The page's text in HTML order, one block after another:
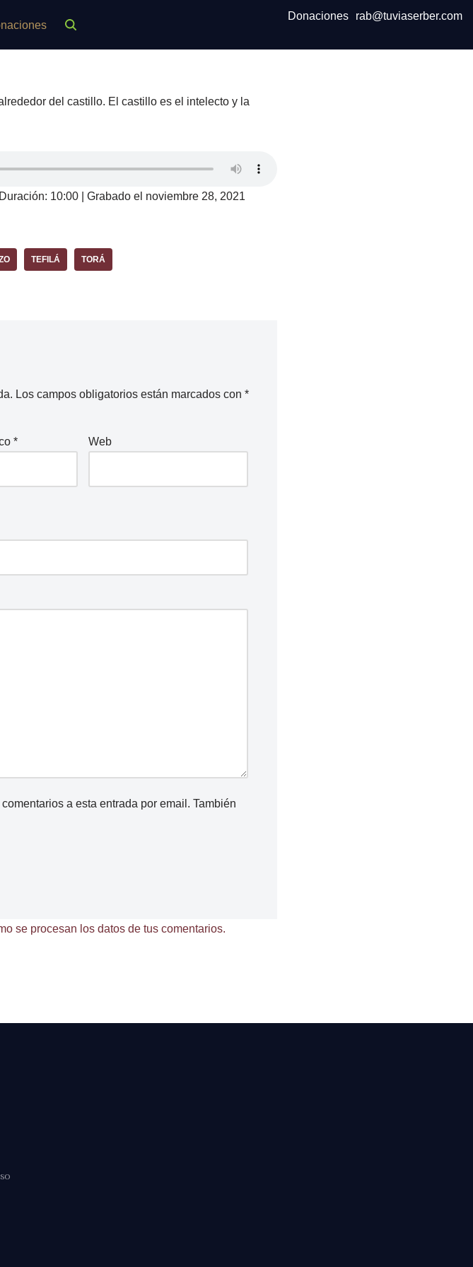
Donaciones rab@tuviaserber.com
del castillo. El castillo es el intelecto y la
Duración: 10:00| Grabado el noviembre 28, 2021
TEFILÁ TORÁ
Los campos obligatorios están marcados con *
* Web
a esta entrada por email. También
se procesan los datos de tus comentarios.